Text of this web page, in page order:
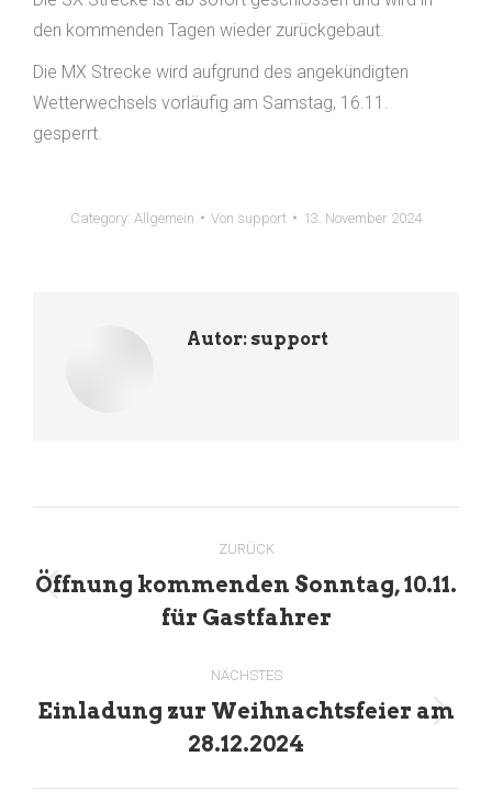
den kommenden Tagen wieder zurückgebaut.
Die MX Strecke wird aufgrund des angekündigten
Wetterwechsels vorläufig am Samstag, 16.11.
gesperrt.
Category: Allgemein Von support 13. November 2024
Autor: support
ZURÜCK
Vorheriger
Beitrag:
Öffnung kommenden Sonntag, 10.11.
für Gastfahrer
NÄCHSTES
Nächster
Beitrag:
Einladung zur Weihnachtsfeier am
28.12.2024